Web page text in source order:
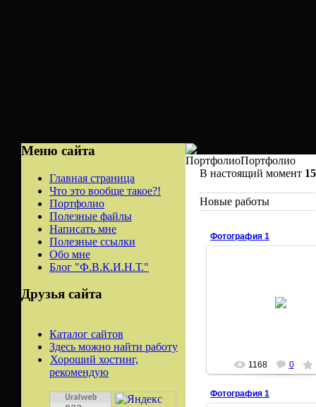
Меню сайта
Главная страница
Что это вообще такое?!
Портфолио
Полезные файлы
Написать мне
Полезные ссылки
Обо мне
Блог "Ф.В.К.И.Н.Т."
Друзья сайта
Каталог сайтов
Здесь можно найти работу
Хороший хостинг,
рекомендую
ПортфолиоПортфолио
В настоящий момент 15
Новые работы
Фотография 1
1168 0
Фотография 1